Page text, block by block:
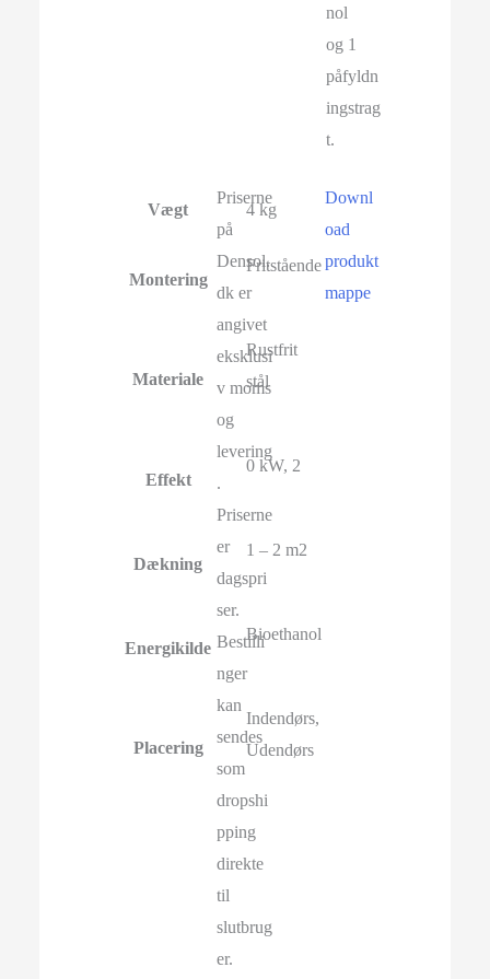
nol
og 1
påfyldn
ingstrag
t.
Vægt 4 kg
Montering
Fritstående
Materiale
Rustfrit
stål
Effekt
0 kW, 2
Dækning
1 – 2 m2
Energikilde
Bioethanol
Placering
Indendørs,
Udendørs
Priserne
på
Densol.
dk er
angivet
eksklusi
v moms
og
levering
.
Priserne
er
dagspri
ser.
Bestilli
nger
kan
sendes
som
dropshi
pping
direkte
til
slutbrug
er.
Downl
oad
produkt
mappe